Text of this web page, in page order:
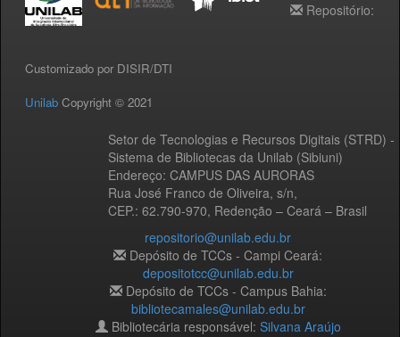
Customizado por DISIR/DTI
Unilab Copyright © 2021
Setor de Tecnologias e Recursos Digitais (STRD) -
Sistema de Bibliotecas da Unilab (Sibiuni)
Endereço: CAMPUS DAS AURORAS
Rua José Franco de Oliveira, s/n,
CEP.: 62.790-970, Redenção – Ceará – Brasil
Repositório:
repositorio@unilab.edu.br
Depósito de TCCs - Campi Ceará:
depositotcc@unilab.edu.br
Depósito de TCCs - Campus Bahia:
bibliotecamales@unilab.edu.br
Bibliotecária responsável: Silvana Araújo